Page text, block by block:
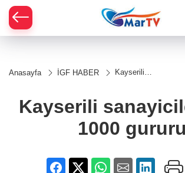
Anasayfa İGF HABER
Kayserili
Kayserili
1000 gururu